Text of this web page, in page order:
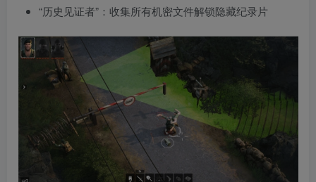
“历史见证者”：收集所有机密文件解锁隐藏纪录片